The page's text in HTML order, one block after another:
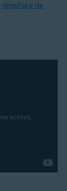
deepfake de